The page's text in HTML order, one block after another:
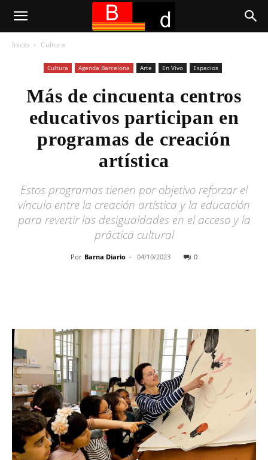
Inicio Cultura
Cultura Agenda Barcelona Arte En Vivo Espacios
Más de cincuenta centros
educativos participan en
programas de creación
artística
Estos programas tienen por objetivo reforzar el
vínculo entre la creación artística y la educación
para revertir las desigualdades en el acceso y la
práctica cultural
Por Barna Diario - 04/10/2023 0